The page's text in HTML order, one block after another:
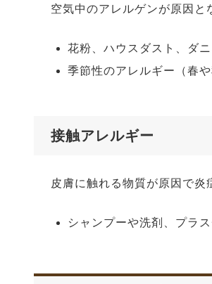
空気中のアレルゲンが原因と
花粉、ハウスダスト、ダ
季節性のアレルギー（春
接触アレルギー
皮膚に触れる物質が原因で炎
シャンプーや洗剤、プラ